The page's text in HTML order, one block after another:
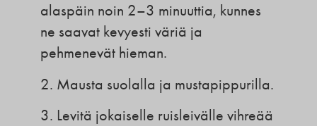
alaspäin noin 2–3 minuuttia, kunnes
ne saavat kevyesti väriä ja
pehmenevät hieman.
2. Mausta suolalla ja mustapippurilla.
3. Levitä jokaiselle ruisleivälle vihreää